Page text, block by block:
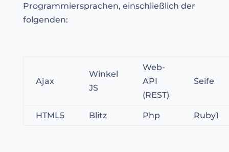
Programmiersprachen, einschließlich der
folgenden:
Ajax
Winkel
JS
Web-
API
(REST)
Seife
HTML5 Blitz Php Ruby1